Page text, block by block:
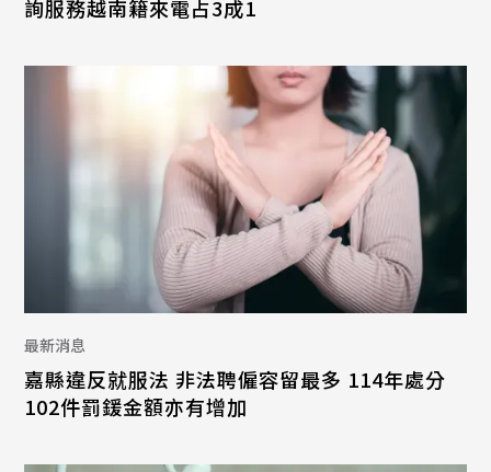
詢服務越南籍來電占3成1
最新消息
嘉縣違反就服法 非法聘僱容留最多 114年處分
102件罰鍰金額亦有增加